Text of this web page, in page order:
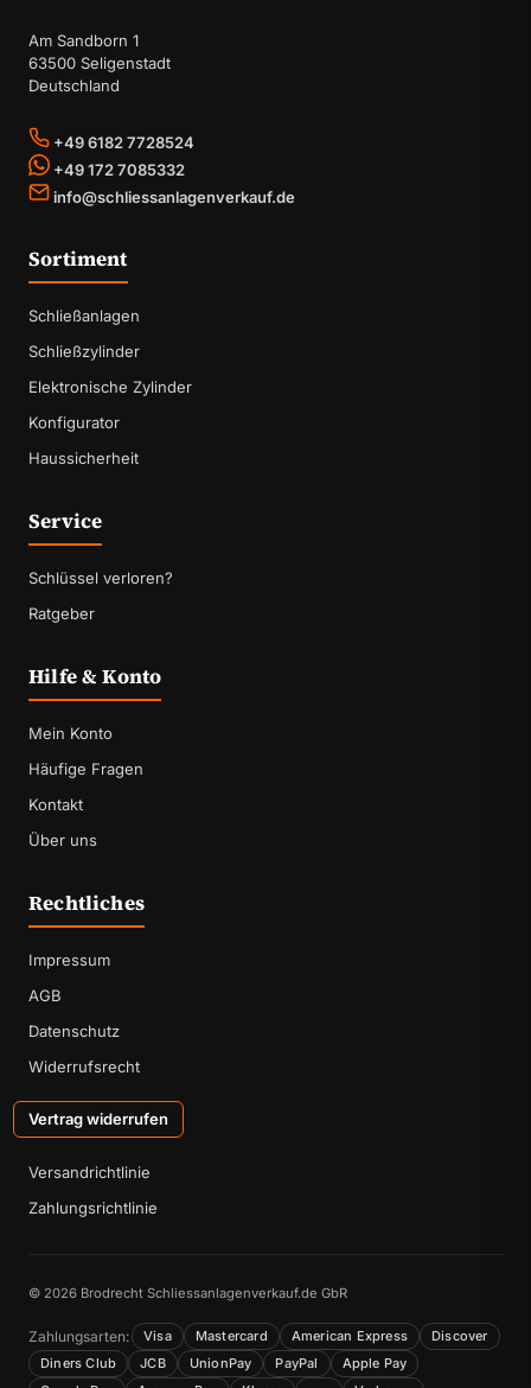
Am Sandborn 1
63500 Seligenstadt
Deutschland
+49 6182 7728524
+49 172 7085332
info@schliessanlagenverkauf.de
Sortiment
Schließanlagen
Schließzylinder
Elektronische Zylinder
Konfigurator
Haussicherheit
Service
Schlüssel verloren?
Ratgeber
Hilfe & Konto
Mein Konto
Häufige Fragen
Kontakt
Über uns
Rechtliches
Impressum
AGB
Datenschutz
Widerrufsrecht
Vertrag widerrufen
Versandrichtlinie
Zahlungsrichtlinie
© 2026 Brodrecht Schliessanlagenverkauf.de GbR
Zahlungsarten: Visa Mastercard American Express
Discover
Diners Club
JCB UnionPay PayPal
Apple Pay